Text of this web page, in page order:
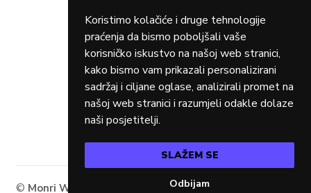
Koristimo kolačiće i druge tehnologije
praćenja da bismo poboljšali vaše
korisničko iskustvo na našoj web stranici,
kako bismo vam prikazali personalizirani
sadržaj i ciljane oglase, analizirali promet na
našoj web stranici i razumjeli odakle dolaze
naši posjetitelji.
SLAŽEM SE
Odbijam
Turizam
Gastro
Rent-a-car
Dostava
Zdravstvo
Osiguranja
Taxi
© Monri WSPay - Web Secure Payment Gateway